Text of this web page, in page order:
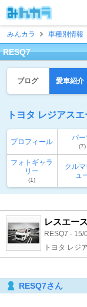
みんカラ
車種別情報
RESQ7
ブログ 愛車紹介
トヨタ レジアスエ
プロフィール パー
(7)
フォトギャラ
リー
(1)
クル
ュ
レスエース
RESQ7 -
トヨタ レジ
RESQ7さん